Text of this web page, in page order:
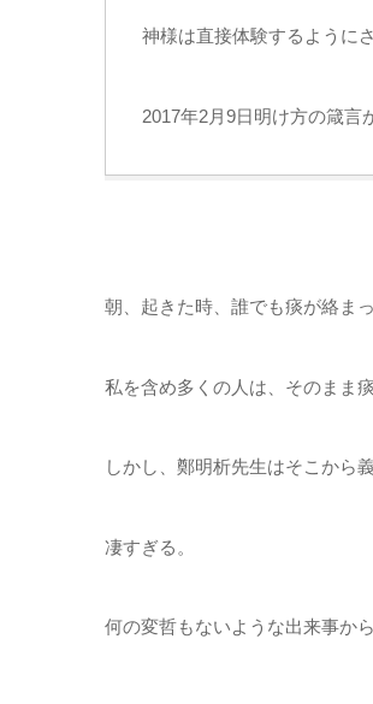
神様は直接体験するように
2017年2月9日明け方の箴言
朝、起きた時、誰でも痰が絡ま
私を含め多くの人は、そのまま
しかし、鄭明析先生はそこから
凄すぎる。
何の変哲もないような出来事か